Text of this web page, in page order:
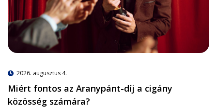
2026. augusztus 4.
Miért fontos az Aranypánt-díj a cigány
közösség számára?